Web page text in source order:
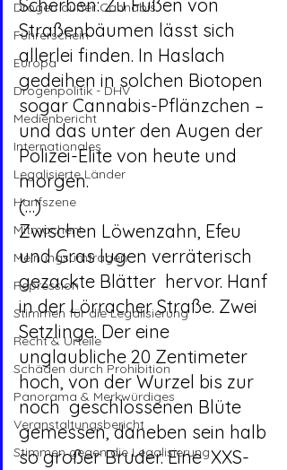
Drogen außer Cannabis
Führerschein
Europa
Drogenpolitik - DHV
Medienbericht
Internationales
Legalisierte Länder
Hanfszene
Mitmachen!
Meinungsumfragen
Repression
Stimmen für die Legalisierung
Recht & Urteile
Schäden durch Prohibition
Panorama & Merkwürdiges
Veranstaltungsbericht
Stimmen gegen die Legalisierung
Scherben: Zu Füßen von
Straßenbäumen lässt sich
allerlei finden. In Haslach
gedeihen in solchen Biotopen
sogar Cannabis-Pflänzchen –
und das unter den Augen der
Polizei-Elite von heute und
morgen.
(…)
Zwischen Löwenzahn, Efeu
und Gras lugen verräterisch
gezackte Blätter  hervor. Hanf
in der Lörracher Straße. Zwei
Setzlinge. Der eine
unglaubliche 20 Zentimeter
hoch, von der Wurzel bis zur
noch  geschlossenen Blüte
gemessen, daneben sein halb
so großer Bruder. Eine  XXS-